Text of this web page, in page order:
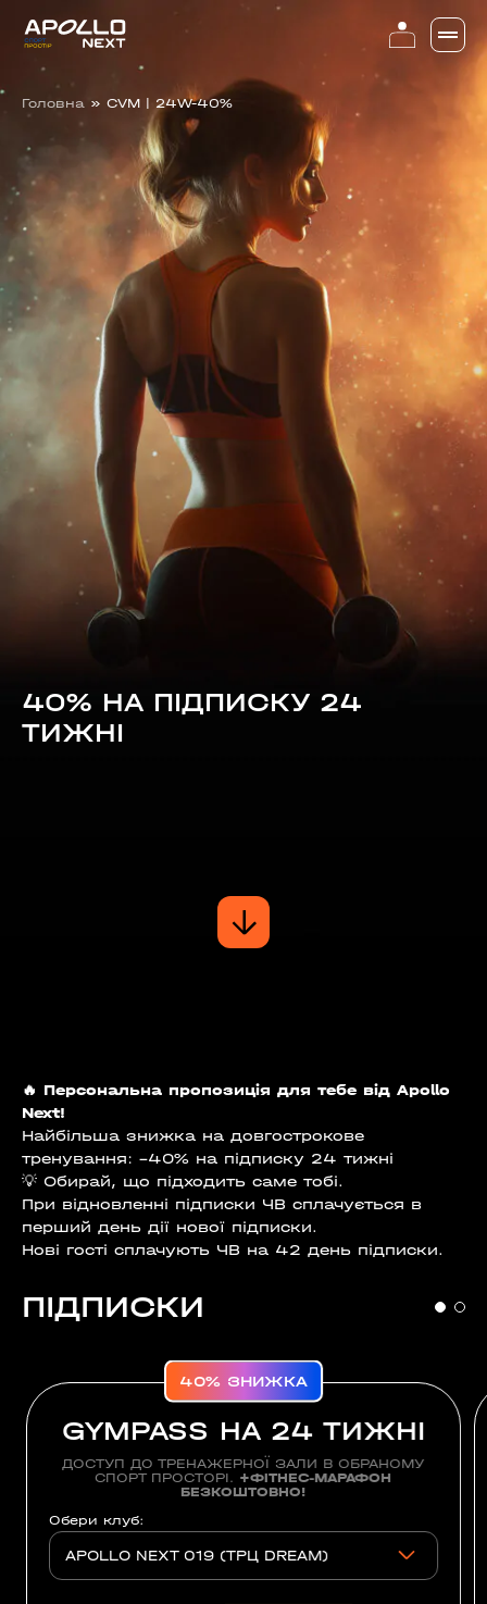
Головна » CVM | 24W-40%
40% НА ПІДПИСКУ 24
ТИЖНІ
🔥 Персональна пропозиція для тебе від Apollo
Next!
Найбільша знижка на довгострокове
тренування: –40% на підписку 24 тижні
💡 Обирай, що підходить саме тобі.
При відновленні підписки ЧВ сплачується в
перший день дії нової підписки.
Нові гості сплачують ЧВ на 42 день підписки.
ПІДПИСКИ
40% ЗНИЖКА
GYMPASS НА 24 ТИЖНІ
ДОСТУП ДО ТРЕНАЖЕРНОЇ ЗАЛИ В ОБРАНОМУ
СПОРТ ПРОСТОРІ. +ФІТНЕС-МАРАФОН
БЕЗКОШТОВНО!
Обери клуб:
APOLLO NEXT 019 (ТРЦ DREAM)